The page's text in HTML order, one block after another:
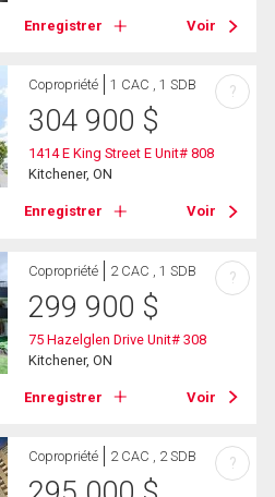
Enregistrer Voir
Copropriété 1 CAC , 1 SDB
304 900 $
1414 E King Street E Unit# 808
Kitchener, ON
Enregistrer Voir
?
Copropriété 2 CAC , 1 SDB
299 900 $
75 Hazelglen Drive Unit# 308
Kitchener, ON
Enregistrer Voir
?
Copropriété 2 CAC , 2 SDB ?